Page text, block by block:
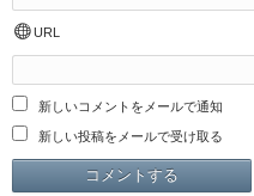
URL
新しいコメントをメールで通知
新しい投稿をメールで受け取る